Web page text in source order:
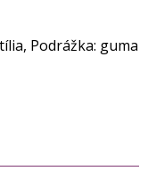
Podrážka: guma